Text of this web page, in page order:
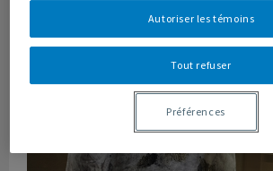
Tout refuser
Autoriser les témoins
Préférences